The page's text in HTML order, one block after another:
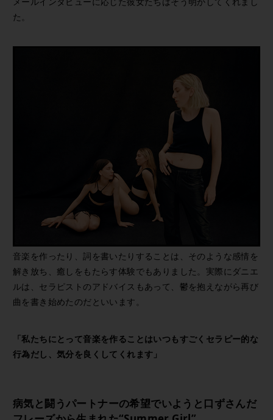
た。
音楽を作ったり、詞を書いたりすることは、そのような感情を
解き放ち、癒しをもたらす体験でもありました。実際にダニエ
ルは、セラピストのアドバイスもあって、鬱を抱えながら再び
曲を書き始めたのだといいます。
「私たちにとって音楽を作ることはいつもすごくセラピー的な
行為だし、気分を良くしてくれます」
病気と闘うパートナーの希望でいようと口ずさんだ